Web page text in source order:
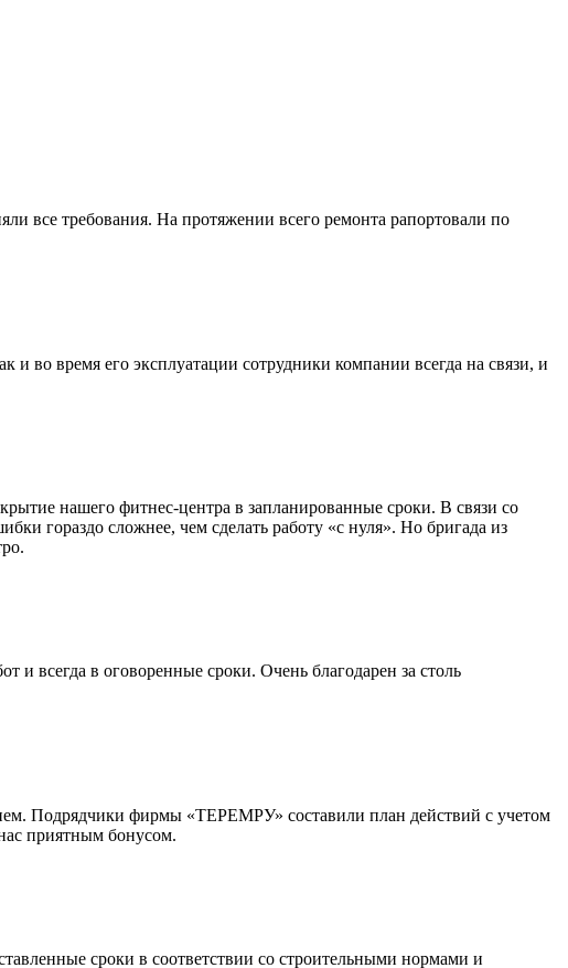
все требования. На протяжении всего ремонта рапортовали по
во время его эксплуатации сотрудники компании всегда на связи, и
нашего фитнес-центра в запланированные сроки. В связи со
гораздо сложнее, чем сделать работу «с нуля». Но бригада из
всегда в оговоренные сроки. Очень благодарен за столь
Подрядчики фирмы «ТЕРЕМРУ» составили план действий с учетом
приятным бонусом.
сроки в соответствии со строительными нормами и